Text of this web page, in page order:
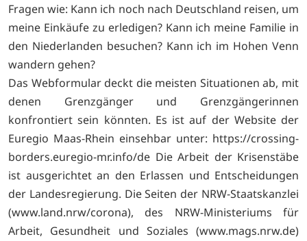
Fragen wie: Kann ich noch nach Deutschland reisen, um
meine Einkäufe zu erledigen? Kann ich meine Familie in
den Niederlanden besuchen? Kann ich im Hohen Venn
wandern gehen?
Das Webformular deckt die meisten Situationen ab, mit
denen Grenzgänger und Grenzgängerinnen
konfrontiert sein könnten. Es ist auf der Website der
Euregio Maas-Rhein einsehbar unter: https://crossing-
borders.euregio-mr.info/de Die Arbeit der Krisenstäbe
ist ausgerichtet an den Erlassen und Entscheidungen
der Landesregierung. Die Seiten der NRW-Staatskanzlei
(www.land.nrw/corona), des NRW-Ministeriums für
Arbeit, Gesundheit und Soziales (www.mags.nrw.de)